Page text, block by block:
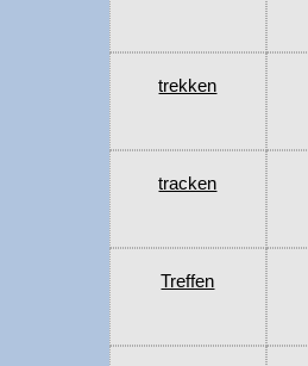
trekken
tracken
Treffen